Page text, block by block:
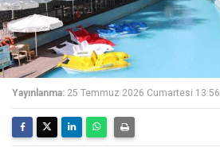
Yayınlanma: 25 Temmuz 2026 Cumartesi 13:56